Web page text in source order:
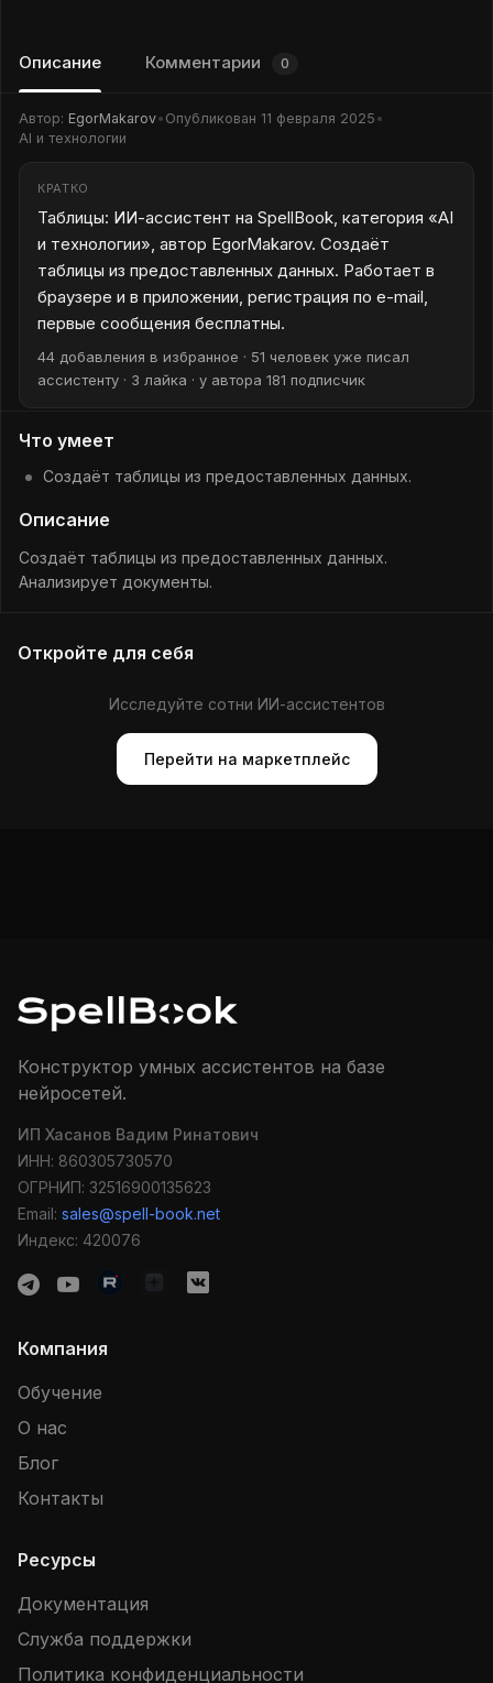
Описание Комментарии 0
Автор: EgorMakarov• Опубликован 11 февраля 2025 •
AI и технологии
КРАТКО
Таблицы: ИИ-ассистент на SpellBook, категория «AI
и технологии», автор EgorMakarov. Создаёт
таблицы из предоставленных данных. Работает в
браузере и в приложении, регистрация по e-mail,
первые сообщения бесплатны.
44 добавления в избранное · 51 человек уже писал
ассистенту · 3 лайка · у автора 181 подписчик
Что умеет
Создаёт таблицы из предоставленных данных.
Описание
Создаёт таблицы из предоставленных данных.
Анализирует документы.
Откройте для себя
Исследуйте сотни ИИ-ассистентов
Перейти на маркетплейс
Конструктор умных ассистентов на базе
нейросетей.
ИП Хасанов Вадим Ринатович
ИНН: 860305730570
ОГРНИП: 32516900135623
Email: sales@spell-book.net
Индекс: 420076
Компания
Обучение
О нас
Блог
Контакты
Ресурсы
Документация
Служба поддержки
Политика конфиденциальности